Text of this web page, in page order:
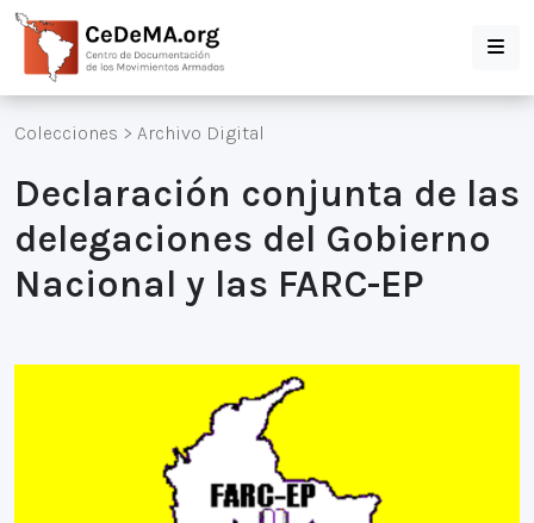
Colecciones > Archivo Digital
Declaración conjunta de las
delegaciones del Gobierno
Nacional y las FARC-EP